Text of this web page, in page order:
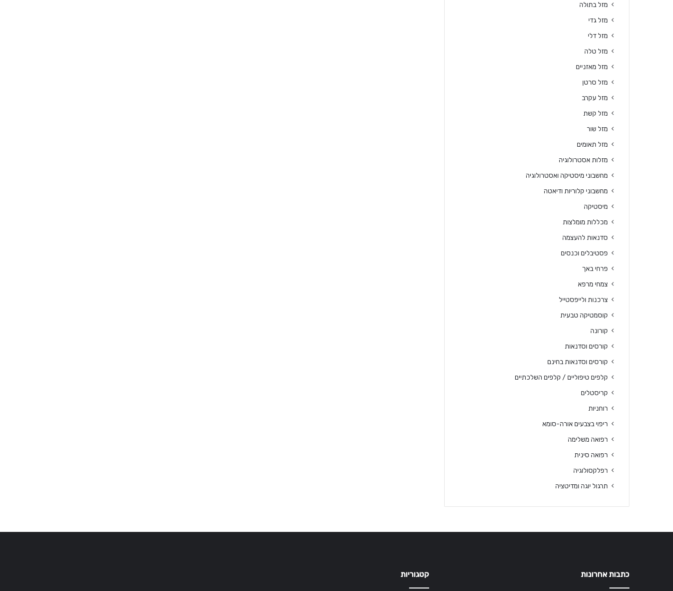
מזל בתולה
מזל גדי
מזל דלי
מזל טלה
מזל מאזניים
מזל סרטן
מזל עקרב
מזל קשת
מזל שור
מזל תאומים
מזלות אסטרולוגיה
מחשבוני מיסטיקה ואסטרולוגיה
מחשבוני קלוריות ודיאטה
מיסטיקה
מכללות מומלצות
סדנאות להעצמה
פסטיבלים וכנסים
פרחי באך
צמחי מרפא
צרכנות ולייפסטייל
קוסמטיקה טבעית
קורונה
קורסים וסדנאות
קורסים וסדנאות בחינם
קלפים טיפוליים / קלפים השלכתיים
קריסטלים
רוחניות
ריפוי בצבעים אורה-סומא
רפואה משלימה
רפואה סינית
רפלקסולוגיה
תרגול יוגה ומדיטציה
כתבות אחרונות קטגוריות